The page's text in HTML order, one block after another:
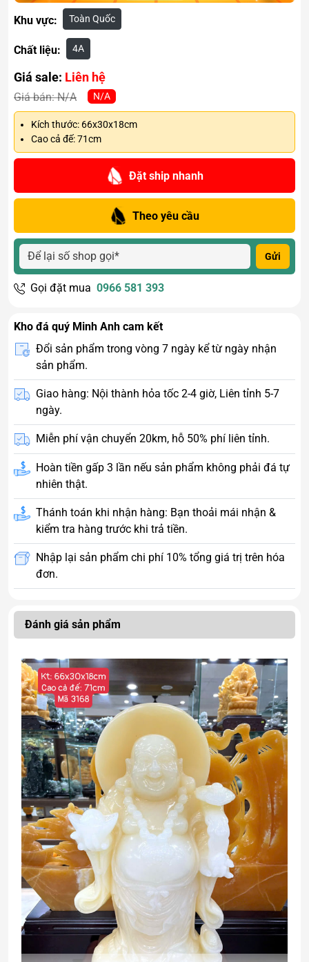
Khu vực: Toàn Quốc
Chất liệu: 4A
Giá sale: Liên hệ
Giá bán:N/A N/A
Kích thước: 66x30x18cm
Cao cả đế: 71cm
Đặt ship nhanh
Theo yêu cầu
Gửi
Gọi đặt mua 0966 581 393
Kho đá quý Minh Anh cam kết
Đổi sản phẩm trong vòng 7 ngày kể từ ngày nhận
sản phẩm.
Giao hàng: Nội thành hỏa tốc 2-4 giờ, Liên tỉnh 5-7
ngày.
Miễn phí vận chuyển 20km, hỗ 50% phí liên tỉnh.
Hoàn tiền gấp 3 lần nếu sản phẩm không phải đá tự
nhiên thật.
Thánh toán khi nhận hàng: Bạn thoải mái nhận &
kiểm tra hàng trước khi trả tiền.
Nhập lại sản phẩm chi phí 10% tổng giá trị trên hóa
đơn.
Đánh giá sản phẩm